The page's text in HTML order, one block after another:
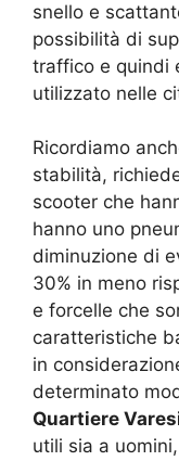
snello e
possibilità di
traffico e quindi
utilizzato nelle
Ricordiamo
stabilità,
scooter che
hanno uno
diminuzione di
30% in meno
e forcelle che
caratteristiche
in
determinato
Quartiere
utili sia a